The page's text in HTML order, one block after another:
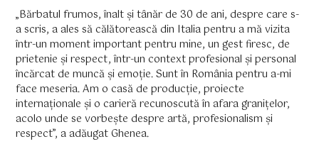
„Bărbatul frumos, înalt și tânăr de 30 de ani, despre care s-
a scris, a ales să călătorească din Italia pentru a mă vizita
într-un moment important pentru mine, un gest firesc, de
prietenie și respect, într-un context profesional și personal
încărcat de muncă și emoție. Sunt în România pentru a-mi
face meseria. Am o casă de producție, proiecte
internaționale și o carieră recunoscută în afara granițelor,
acolo unde se vorbește despre artă, profesionalism și
respect”, a adăugat Ghenea.